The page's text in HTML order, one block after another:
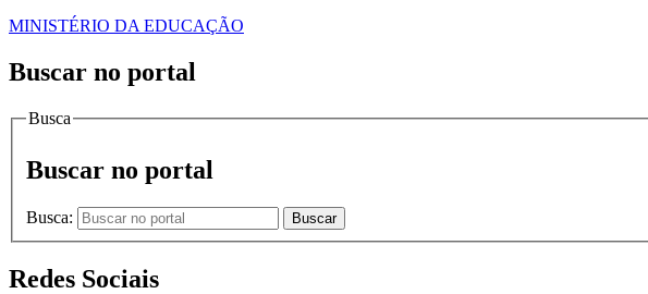
MINISTÉRIO DA EDUCAÇÃO
Buscar no portal
Busca
Buscar no portal
Busca: Buscar
Redes Sociais